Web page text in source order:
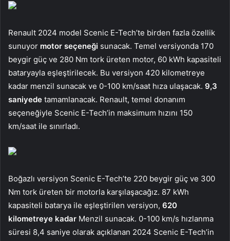
Renault 2024 model Scenic E-Tech’te birden fazla özellik
sunuyor motor seçeneği sunacak. Temel versiyonda 170
beygir güç ve 280 Nm tork üreten motor, 60 kWh kapasiteli
bataryayla eşleştirilecek. Bu versiyon 420 kilometreye
kadar menzil sunacak ve 0-100 km/saat hıza ulaşacak. 9,3
saniyede tamamlanacak. Renault, temel donanım
seçeneğiyle Scenic E-Tech’in maksimum hızını 150
km/saat ile sınırladı.
Boğazlı versiyon Scenic E-Tech’te 220 beygir güç ve 300
Nm tork üreten bir motorla karşılaşacağız. 87 kWh
kapasiteli batarya ile eşleştirilen versiyon, 620
kilometreye kadar Menzil sunacak. 0-100 km/s hızlanma
süresi 8,4 saniye olarak açıklanan 2024 Scenic E-Tech’in